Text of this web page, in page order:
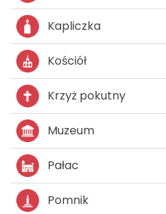
Kapliczka
Kościół
Krzyż pokutny
Muzeum
Pałac
Pomnik